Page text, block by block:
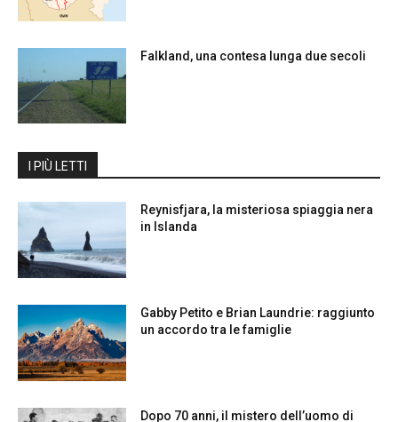
Falkland, una contesa lunga due secoli
I PIÙ LETTI
Reynisfjara, la misteriosa spiaggia nera
in Islanda
Gabby Petito e Brian Laundrie: raggiunto
un accordo tra le famiglie
Dopo 70 anni, il mistero dell’uomo di